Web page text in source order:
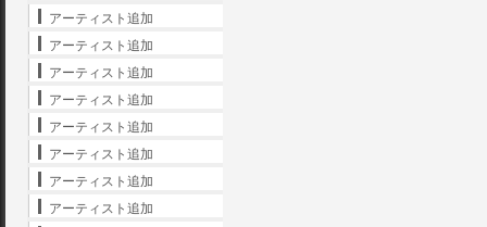
アーティスト追加
アーティスト追加
アーティスト追加
アーティスト追加
アーティスト追加
アーティスト追加
アーティスト追加
アーティスト追加